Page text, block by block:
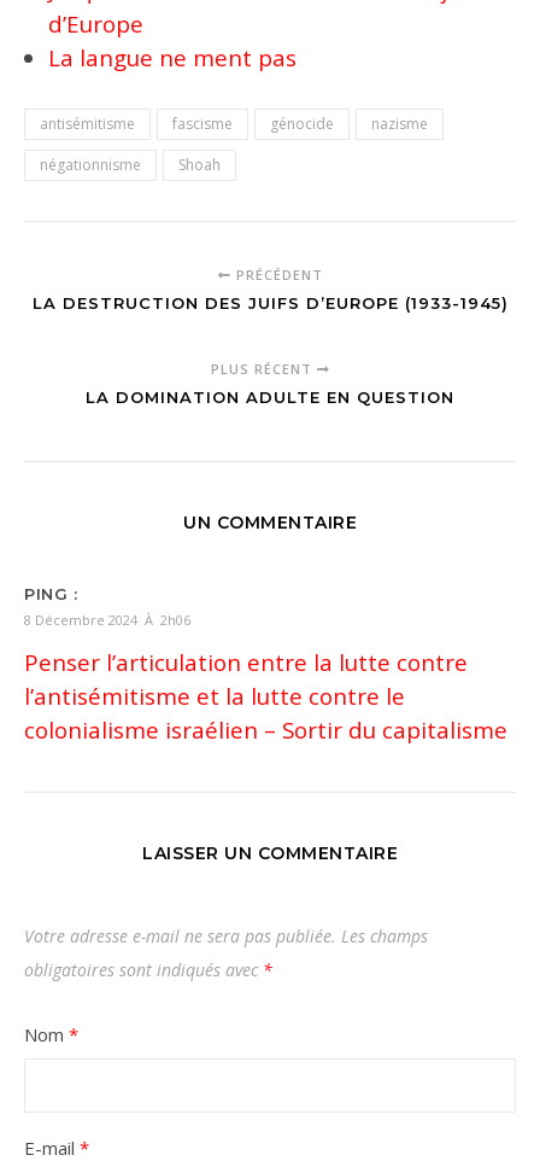
d’Europe
La langue ne ment pas
antisémitisme fascisme génocide
nazisme
négationnisme
Shoah
PRÉCÉDENT
LA DESTRUCTION DES JUIFS D’EUROPE (1933-1945)
PLUS RÉCENT
LA DOMINATION ADULTE EN QUESTION
UN COMMENTAIRE
PING :
8 Décembre 2024 À 2h06
Penser l’articulation entre la lutte contre
l’antisémitisme et la lutte contre le
colonialisme israélien – Sortir du capitalisme
LAISSER UN COMMENTAIRE
Votre adresse e-mail ne sera pas publiée. Les champs
obligatoires sont indiqués avec *
Nom *
E-mail *